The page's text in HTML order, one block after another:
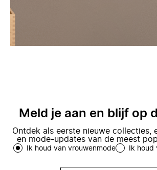
Meld je aan en blijf op
Ontdek als eerste nieuwe collecties,
en mode-updates van de meest
Ik houd van vrouwenmode Ik